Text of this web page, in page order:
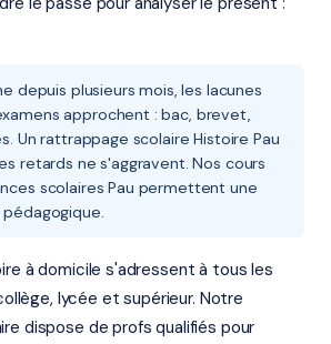
depuis plusieurs mois, les lacunes
approchent : bac, brevet,
Un rattrappage scolaire Histoire Pau
retards ne s'aggravent. Nos cours
scolaires Pau permettent une
à domicile s'adressent à tous les
lycée et supérieur. Notre
dispose de profs qualifiés pour